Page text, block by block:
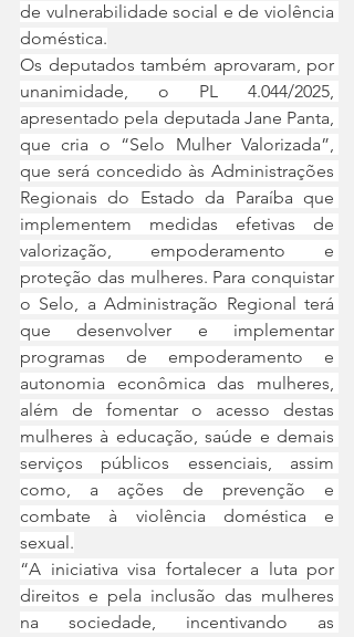
de vulnerabilidade social e de violência
doméstica.
Os deputados também aprovaram, por
unanimidade, o PL 4.044/2025,
apresentado pela deputada Jane Panta,
que cria o “Selo Mulher Valorizada”,
que será concedido às Administrações
Regionais do Estado da Paraíba que
implementem medidas efetivas de
valorização, empoderamento e
proteção das mulheres. Para conquistar
o Selo, a Administração Regional terá
que desenvolver e implementar
programas de empoderamento e
autonomia econômica das mulheres,
além de fomentar o acesso destas
mulheres à educação, saúde e demais
serviços públicos essenciais, assim
como, a ações de prevenção e
combate à violência doméstica e
sexual.
“A iniciativa visa fortalecer a luta por
direitos e pela inclusão das mulheres
na sociedade, incentivando as